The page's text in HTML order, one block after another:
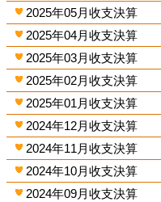
2025年05月收支決算
2025年04月收支決算
2025年03月收支決算
2025年02月收支決算
2025年01月收支決算
2024年12月收支決算
2024年11月收支決算
2024年10月收支決算
2024年09月收支決算